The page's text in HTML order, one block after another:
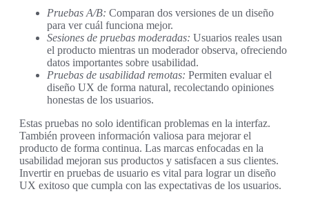
Pruebas A/B: Comparan dos versiones de un diseño
para ver cuál funciona mejor.
Sesiones de pruebas moderadas: Usuarios reales usan
el producto mientras un moderador observa, ofreciendo
datos importantes sobre usabilidad.
Pruebas de usabilidad remotas: Permiten evaluar el
diseño UX de forma natural, recolectando opiniones
honestas de los usuarios.
Estas pruebas no solo identifican problemas en la interfaz.
También proveen información valiosa para mejorar el
producto de forma continua. Las marcas enfocadas en la
usabilidad mejoran sus productos y satisfacen a sus clientes.
Invertir en pruebas de usuario es vital para lograr un diseño
UX exitoso que cumpla con las expectativas de los usuarios.